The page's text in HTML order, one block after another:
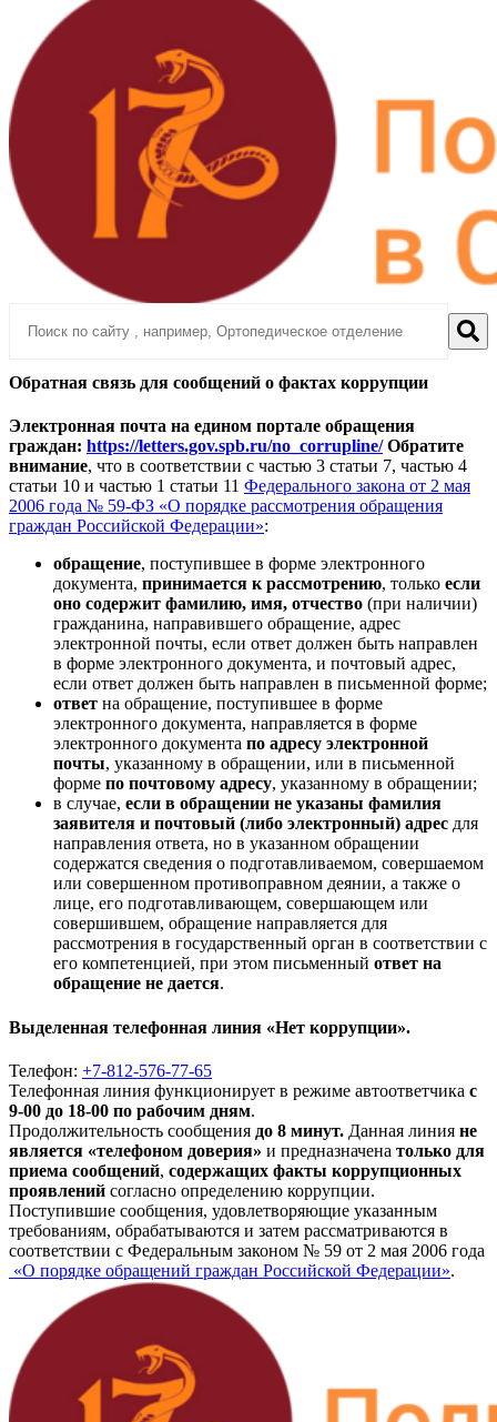
Обратная связь для сообщений о фактах коррупции
Электронная почта на едином портале обращения
граждан: https://letters.gov.spb.ru/no_corrupline/ Обратите
внимание, что в соответствии с частью 3 статьи 7, частью 4
статьи 10 и частью 1 статьи 11 Федерального закона от 2 мая
2006 года № 59-ФЗ «О порядке рассмотрения обращения
граждан Российской Федерации»:
обращение, поступившее в форме электронного
документа, принимается к рассмотрению, только если
оно содержит фамилию, имя, отчество (при наличии)
гражданина, направившего обращение, адрес
электронной почты, если ответ должен быть направлен
в форме электронного документа, и почтовый адрес,
если ответ должен быть направлен в письменной форме;
ответ на обращение, поступившее в форме
электронного документа, направляется в форме
электронного документа по адресу электронной
почты, указанному в обращении, или в письменной
форме по почтовому адресу, указанному в обращении;
в случае, если в обращении не указаны фамилия
заявителя и почтовый (либо электронный) адрес для
направления ответа, но в указанном обращении
содержатся сведения о подготавливаемом, совершаемом
или совершенном противоправном деянии, а также о
лице, его подготавливающем, совершающем или
совершившем, обращение направляется для
рассмотрения в государственный орган в соответствии с
его компетенцией, при этом письменный ответ на
обращение не дается.
Выделенная телефонная линия «Нет коррупции».
Телефон: +7-812-576-77-65
Телефонная линия функционирует в режиме автоответчика с
9-00 до 18-00 по рабочим дням.
Продолжительность сообщения до 8 минут. Данная линия не
является «телефоном доверия» и предназначена только для
приема сообщений, содержащих факты коррупционных
проявлений согласно определению коррупции.
Поступившие сообщения, удовлетворяющие указанным
требованиям, обрабатываются и затем рассматриваются в
соответствии с Федеральным законом № 59 от 2 мая 2006 года
«О порядке обращений граждан Российской Федерации».